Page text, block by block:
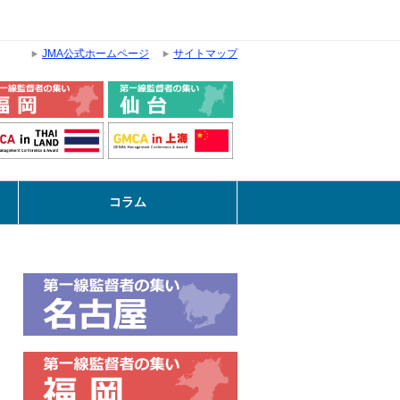
コラム
JMA公式ホームページ サイトマップ